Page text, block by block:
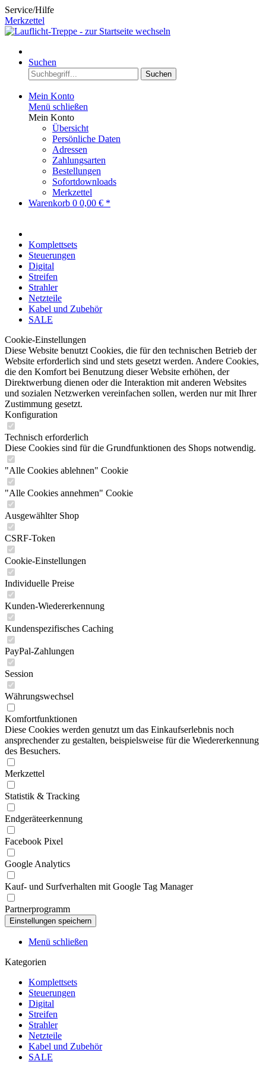
Service/Hilfe
Merkzettel
Suchen
Suchen
Mein Konto
Menü schließen
Mein Konto
Übersicht
Persönliche Daten
Adressen
Zahlungsarten
Bestellungen
Sofortdownloads
Merkzettel
Warenkorb 0 0,00 € *
Komplettsets
Steuerungen
Digital
Streifen
Strahler
Netzteile
Kabel und Zubehör
SALE
Cookie-Einstellungen
Diese Website benutzt Cookies, die für den technischen Betrieb der
Website erforderlich sind und stets gesetzt werden. Andere Cookies,
die den Komfort bei Benutzung dieser Website erhöhen, der
Direktwerbung dienen oder die Interaktion mit anderen Websites
und sozialen Netzwerken vereinfachen sollen, werden nur mit Ihrer
Zustimmung gesetzt.
Konfiguration
Technisch erforderlich
Diese Cookies sind für die Grundfunktionen des Shops notwendig.
"Alle Cookies ablehnen" Cookie
"Alle Cookies annehmen" Cookie
Ausgewählter Shop
CSRF-Token
Cookie-Einstellungen
Individuelle Preise
Kunden-Wiedererkennung
Kundenspezifisches Caching
PayPal-Zahlungen
Session
Währungswechsel
Komfortfunktionen
Diese Cookies werden genutzt um das Einkaufserlebnis noch
ansprechender zu gestalten, beispielsweise für die Wiedererkennung
des Besuchers.
Merkzettel
Statistik & Tracking
Endgeräteerkennung
Facebook Pixel
Google Analytics
Kauf- und Surfverhalten mit Google Tag Manager
Partnerprogramm
Menü schließen
Kategorien
Komplettsets
Steuerungen
Digital
Streifen
Strahler
Netzteile
Kabel und Zubehör
SALE